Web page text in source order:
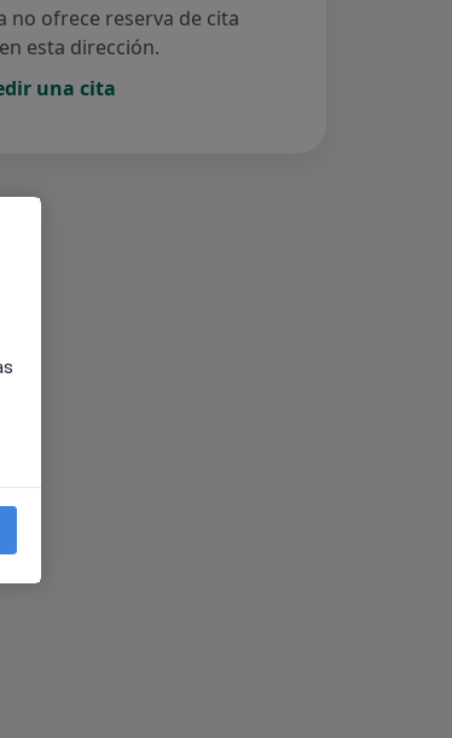
no ofrece reserva de cita
esta dirección.
una cita